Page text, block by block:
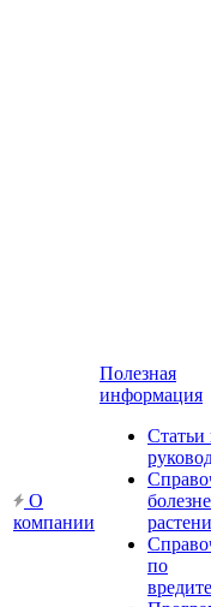
О
компании
Полезная
информация
Статьи
по